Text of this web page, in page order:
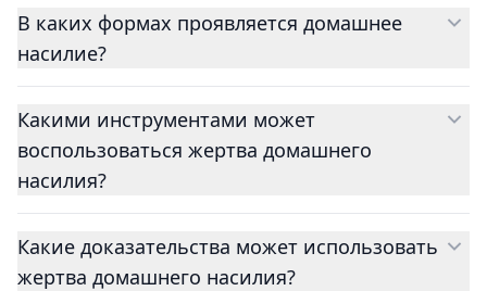
В каких формах проявляется домашнее
насилие?
Какими инструментами может
воспользоваться жертва домашнего
насилия?
Какие доказательства может использовать
жертва домашнего насилия?